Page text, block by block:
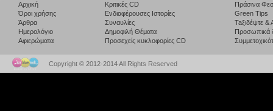
Αρχική
Όροι χρήσης
Άρθρα
Ημερολόγιο
Αφιερώματα
Κριτικές CD
Ενδιαφέρουσες Ιστορίες
Συναυλίες
Δημοφιλή Θέματα
Προσεχείς κυκλοφορίες CD
Πράσινα
Green Tips
Taξιδέψτε
Προσωπικά
Copyright © 2012-2014 All Rights Reserved